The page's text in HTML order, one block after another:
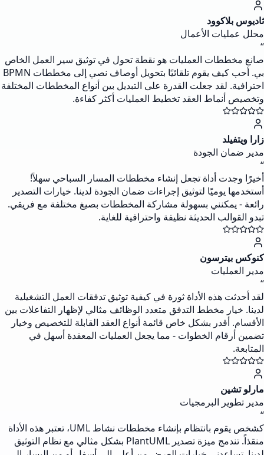
ثاديوس بلاكوود
محلل عمليات الأعمال
“
صانع مخططات العمليات هو نقطة تحول في توثيق سير العمل الخاص
بي. أحب كيف يقوم تلقائيًا بتحويل أوصاف نصي إلى مخططات BPMN
احترافية. لقد جعلت القدرة على التبديل بين أنواع المخططات المختلفة
وتخصيص أنماط العقد تخطيط العمليات أكثر كفاءة.
زارا ويتفيلد
مدير ضمان الجودة
“
أخيرًا وجدت أداة تجعل إنشاء مخططات المسار السباحي سهلاً!
أستخدمها يوميًا لتوثيق إجراءات ضمان الجودة لدينا. خيارات التصدير
رائعة - يمكنني بسهولة مشاركة المخططات بصيغ مختلفة مع فريقي.
تبدو القوالب الحديثة نظيفة واحترافية للغاية.
كنوكس بيترسون
مدير العمليات
“
لقد أحدثت هذه الأداة ثورة في كيفية توثيق تدفقات العمل التشغيلية
لدينا. خيار مخطط التدفق متعدد الوظائف مثالي لإظهار التفاعلات بين
الأقسام. أقدر بشكل خاص قائمة أنواع العقد القابلة للتخصيص وخيار
تضمين أرقام الخطوات - مما يجعل العمليات المعقدة أسهل في
المتابعة.
مارلو تشين
مدير تطوير البرمجيات
“
كشخص يقوم بانتظام بإنشاء مخططات نشاط UML، تعتبر هذه الأداة
منقذاً. تندمج ميزة تصدير PlantUML بشكل مثالي مع نظام التوثيق